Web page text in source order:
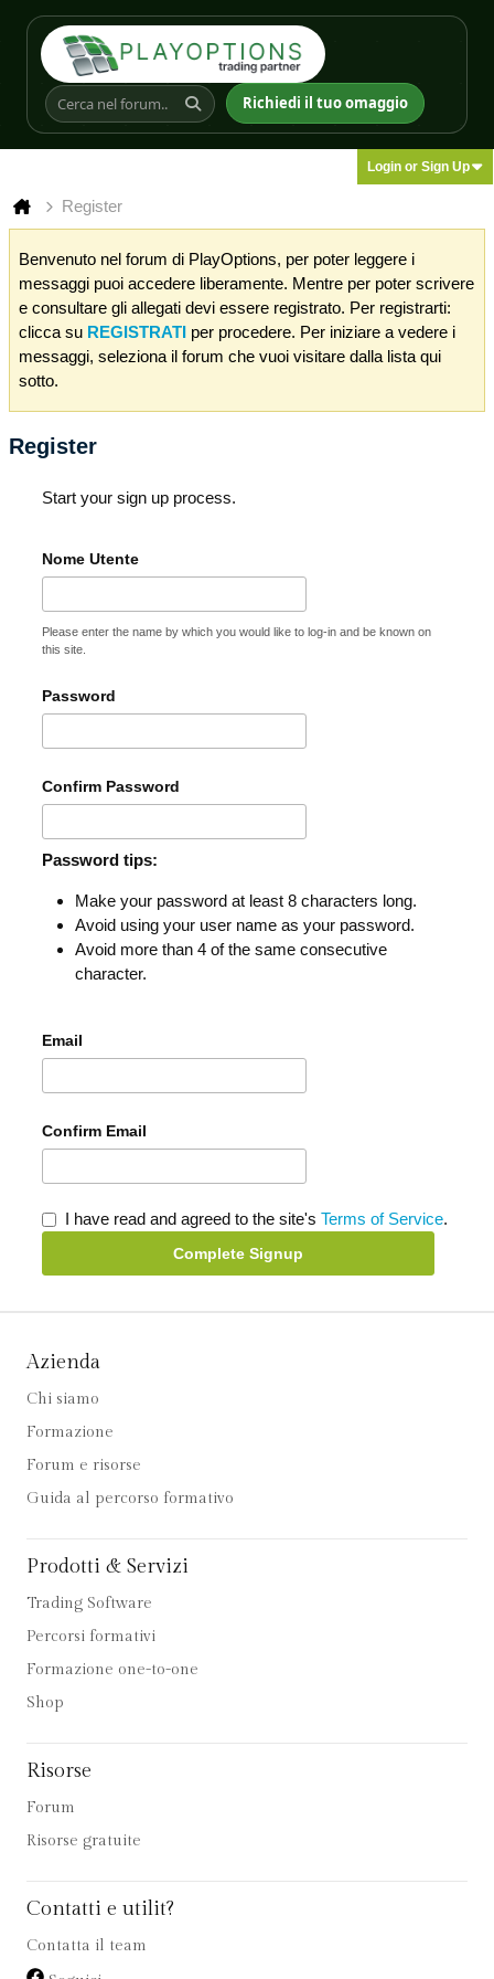
Richiedi il tuo omaggio
Login or Sign Up
Register
Benvenuto nel forum di PlayOptions, per poter leggere i
messaggi puoi accedere liberamente. Mentre per poter scrivere
e consultare gli allegati devi essere registrato. Per registrarti:
clicca su REGISTRATI per procedere. Per iniziare a vedere i
messaggi, seleziona il forum che vuoi visitare dalla lista qui
sotto.
Register
Start your sign up process.
Nome Utente
Please enter the name by which you would like to log-in and be known on
this site.
Password
Confirm Password
Password tips:
Make your password at least 8 characters long.
Avoid using your user name as your password.
Avoid more than 4 of the same consecutive
character.
Email
Confirm Email
I have read and agreed to the site's Terms of Service.
Complete Signup
Azienda
Chi siamo
Formazione
Forum e risorse
Guida al percorso formativo
Prodotti & Servizi
Trading Software
Percorsi formativi
Formazione one-to-one
Shop
Risorse
Forum
Risorse gratuite
Contatti e utilit?
Contatta il team